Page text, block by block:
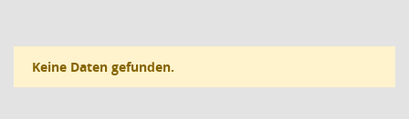
Keine Daten gefunden.